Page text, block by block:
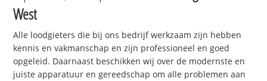
West
Alle loodgieters die bij ons bedrijf werkzaam zijn hebben
kennis en vakmanschap en zijn professioneel en goed
opgeleid. Daarnaast beschikken wij over de modernste en
juiste apparatuur en gereedschap om alle problemen aan